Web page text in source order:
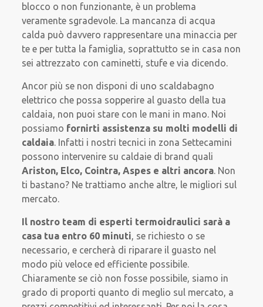
blocco o non funzionante, è un problema
veramente sgradevole. La mancanza di acqua
calda può davvero rappresentare una minaccia per
te e per tutta la famiglia, soprattutto se in casa non
sei attrezzato con caminetti, stufe e via dicendo.
Ancor più se non disponi di uno scaldabagno
elettrico che possa sopperire al guasto della tua
caldaia, non puoi stare con le mani in mano. Noi
possiamo fornirti assistenza su molti modelli di
caldaia. Infatti i nostri tecnici in zona Settecamini
possono intervenire su caldaie di brand quali
Ariston, Elco, Cointra, Aspes e altri ancora. Non
ti bastano? Ne trattiamo anche altre, le migliori sul
mercato.
Il nostro team di esperti termoidraulici sarà a
casa tua entro 60 minuti, se richiesto o se
necessario, e cercherà di riparare il guasto nel
modo più veloce ed efficiente possibile.
Chiaramente se ciò non fosse possibile, siamo in
grado di proporti quanto di meglio sul mercato, a